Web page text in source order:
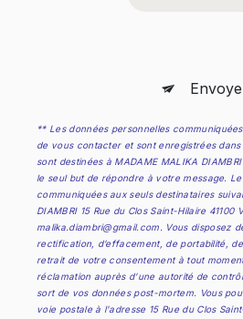
** Les données personnelles
de vous contacter et sont enregistrées
sont destinées à MADAME MALIKA
le seul but de répondre à votre message.
communiquées aux seuls destinataires
DIAMBRI 15 Rue du Clos Saint-Hilaire 41100
malika.diambri@gmail.com. Vous disposez
rectification, d’effacement, de portabilité,
retrait de votre consentement à tout
réclamation auprès d’une autorité de
sort de vos données post-mortem. Vous
voie postale à l'adresse 15 Rue du Clos